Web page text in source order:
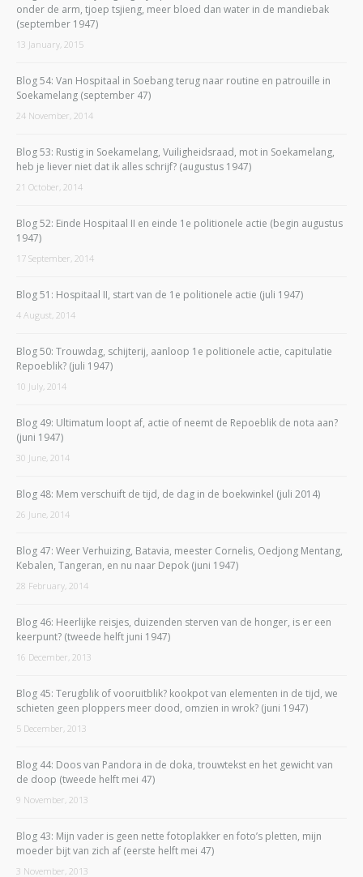
onder de arm, tjoep tsjieng, meer bloed dan water in de mandiebak
(september 1947)
13 January, 2015
Blog 54: Van Hospitaal in Soebang terug naar routine en patrouille in
Soekamelang (september 47)
24 November, 2014
Blog 53: Rustig in Soekamelang, Vuiligheidsraad, mot in Soekamelang,
heb je liever niet dat ik alles schrijf? (augustus 1947)
21 October, 2014
Blog 52: Einde Hospitaal II en einde 1e politionele actie (begin augustus
1947)
17 September, 2014
Blog 51: Hospitaal II, start van de 1e politionele actie (juli 1947)
4 August, 2014
Blog 50: Trouwdag, schijterij, aanloop 1e politionele actie, capitulatie
Repoeblik? (juli 1947)
10 July, 2014
Blog 49: Ultimatum loopt af, actie of neemt de Repoeblik de nota aan?
(juni 1947)
30 June, 2014
Blog 48: Mem verschuift de tijd, de dag in de boekwinkel (juli 2014)
26 June, 2014
Blog 47: Weer Verhuizing, Batavia, meester Cornelis, Oedjong Mentang,
Kebalen, Tangeran, en nu naar Depok (juni 1947)
28 February, 2014
Blog 46: Heerlijke reisjes, duizenden sterven van de honger, is er een
keerpunt? (tweede helft juni 1947)
16 December, 2013
Blog 45: Terugblik of vooruitblik? kookpot van elementen in de tijd, we
schieten geen ploppers meer dood, omzien in wrok? (juni 1947)
5 December, 2013
Blog 44: Doos van Pandora in de doka, trouwtekst en het gewicht van
de doop (tweede helft mei 47)
9 November, 2013
Blog 43: Mijn vader is geen nette fotoplakker en foto’s pletten, mijn
moeder bijt van zich af (eerste helft mei 47)
3 November, 2013